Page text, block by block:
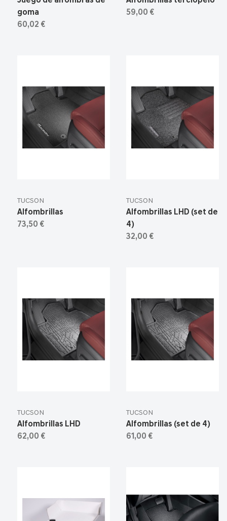
goma
60,02 €
59,00 €
TUCSON
Alfombrillas
73,50 €
TUCSON
Alfombrillas LHD (set de
4)
32,00 €
TUCSON
Alfombrillas LHD
62,00 €
TUCSON
Alfombrillas (set de 4)
61,00 €